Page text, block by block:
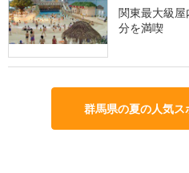
関東最大級
分を満喫
群馬県の夏の人気